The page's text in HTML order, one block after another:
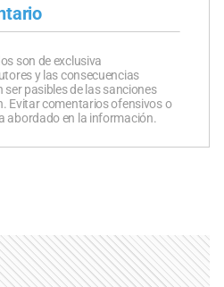
son de exclusiva
y las consecuencias
ser pasibles de las sanciones
Evitar comentarios ofensivos o
abordado en la información.